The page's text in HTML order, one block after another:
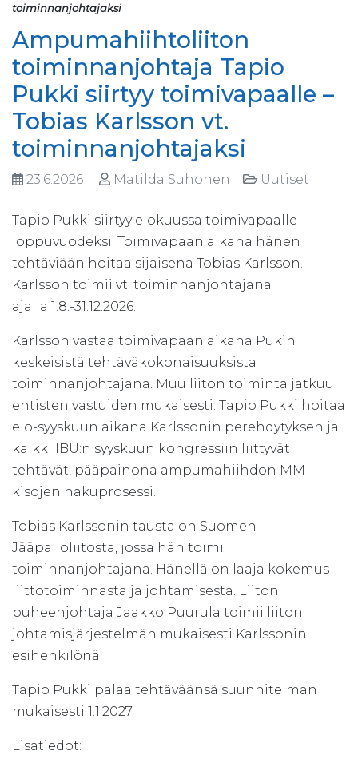
toiminnanjohtajaksi
Ampumahiihtoliiton
toiminnanjohtaja Tapio
Pukki siirtyy toimivapaalle –
Tobias Karlsson vt.
toiminnanjohtajaksi
23.6.2026 Matilda Suhonen Uutiset
Tapio Pukki siirtyy elokuussa toimivapaalle
loppuvuodeksi. Toimivapaan aikana hänen
tehtäviään hoitaa sijaisena Tobias Karlsson.
Karlsson toimii vt. toiminnanjohtajana
ajalla 1.8.-31.12.2026.
Karlsson vastaa toimivapaan aikana Pukin
keskeisistä tehtäväkokonaisuuksista
toiminnanjohtajana. Muu liiton toiminta jatkuu
entisten vastuiden mukaisesti. Tapio Pukki hoitaa
elo-syyskuun aikana Karlssonin perehdytyksen ja
kaikki IBU:n syyskuun kongressiin liittyvät
tehtävät, pääpainona ampumahiihdon MM-
kisojen hakuprosessi.
Tobias Karlssonin tausta on Suomen
Jääpalloliitosta, jossa hän toimi
toiminnanjohtajana. Hänellä on laaja kokemus
liittotoiminnasta ja johtamisesta. Liiton
puheenjohtaja Jaakko Puurula toimii liiton
johtamisjärjestelmän mukaisesti Karlssonin
esihenkilönä.
Tapio Pukki palaa tehtäväänsä suunnitelman
mukaisesti 1.1.2027.
Lisätiedot: